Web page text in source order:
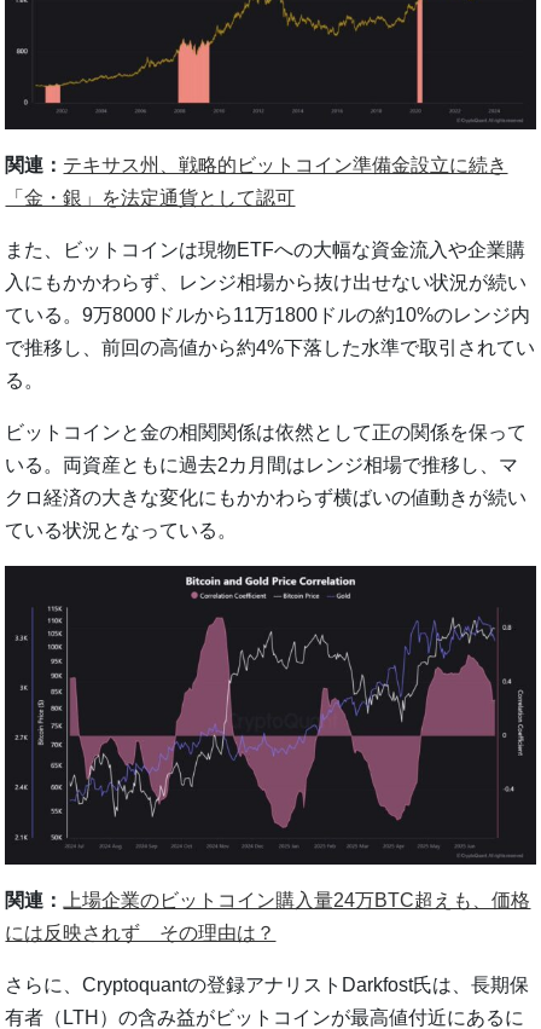
関連： テキサス州、戦略的ビットコイン準備金設立に続き
「金・銀」を法定通貨として認可
また、ビットコインは現物ETFへの大幅な資金流入や企業購
入にもかかわらず、レンジ相場から抜け出せない状況が続い
ている。9万8000ドルから11万1800ドルの約10%のレンジ内
で推移し、前回の高値から約4%下落した水準で取引されてい
る。
ビットコインと金の相関関係は依然として正の関係を保って
いる。両資産ともに過去2カ月間はレンジ相場で推移し、マ
クロ経済の大きな変化にもかかわらず横ばいの値動きが続い
ている状況となっている。
関連：
上場企業のビットコイン購入量24万BTC超えも、価格
には反映されず その理由は？
さらに、Cryptoquantの登録アナリストDarkfost氏は、長期保
有者（LTH）の含み益がビットコインが最高値付近にあるに